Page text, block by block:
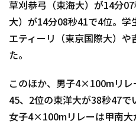
草刈恭弓（東海大）が14分
大）が14分08秒41で4位。学
エティーリ（東京国際大）
た。
このほか、男子4×100mリレ
45、2位の東洋大が38秒47で
女子4×100mリレーは甲南大